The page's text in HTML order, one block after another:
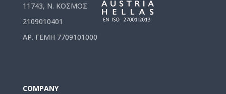
11743, Ν. ΚΟΣΜΟΣ
2109010401
ΑΡ. ΓΕΜΗ 7709101000
COMPANY